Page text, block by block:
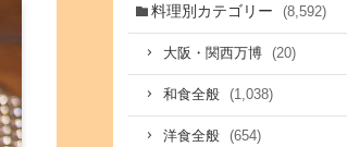
料理別カテゴリー (8,592)
大阪・関西万博 (20)
和食全般 (1,038)
洋食全般 (654)